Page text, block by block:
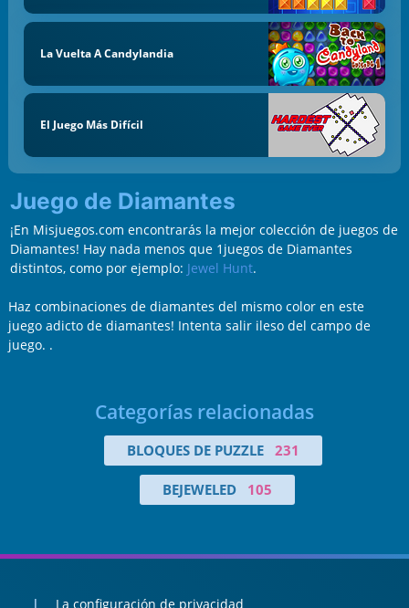
La Vuelta A Candylandia
El Juego Más Difícil
Juego de Diamantes
¡En Misjuegos.com encontrarás la mejor colección de juegos de
Diamantes! Hay nada menos que 1juegos de Diamantes
distintos, como por ejemplo: Jewel Hunt.
Haz combinaciones de diamantes del mismo color en este
juego adicto de diamantes! Intenta salir ileso del campo de
juego. .
Categorías relacionadas
BLOQUES DE PUZZLE 231
BEJEWELED 105
La configuración de privacidad